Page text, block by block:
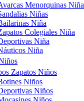
Menorquinas Niña
Niñas
Niña
Colegiales Niña
Niña
Niña
Zapatos Niños
Niños
Niños